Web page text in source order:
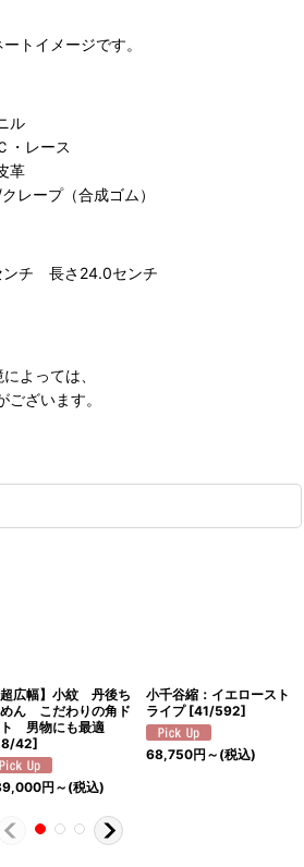
トイメージです。
ニル
ース
プ（合成ゴム）
ンチ 長さ24.0センチ
よっては、
ざいます。
超広幅】小紋 丹後ち
めん こだわりの角ド
ト 男物にも最適
42]
円 ～ (税込)
小千谷縮：イエロースト
ライプ [41/592]
68,750円 ～ (税込)